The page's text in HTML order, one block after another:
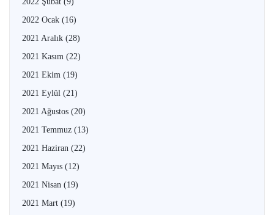
2022 Ocak (16)
2021 Aralık (28)
2021 Kasım (22)
2021 Ekim (19)
2021 Eylül (21)
2021 Ağustos (20)
2021 Temmuz (13)
2021 Haziran (22)
2021 Mayıs (12)
2021 Nisan (19)
2021 Mart (19)